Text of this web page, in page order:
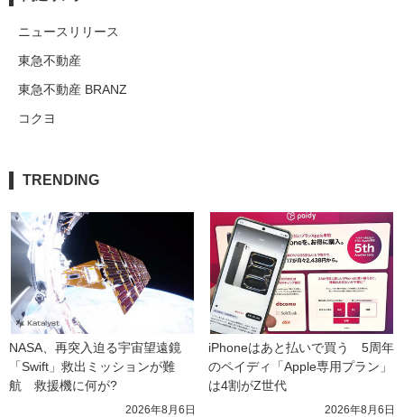
ニュースリリース
東急不動産
東急不動産 BRANZ
コクヨ
TRENDING
NASA、再突入迫る宇宙望遠鏡
「Swift」救出ミッションが難
航　救援機に何が?
2026年8月6日
iPhoneはあと払いで買う　5周年
のペイディ「Apple専用プラン」
は4割がZ世代
2026年8月6日